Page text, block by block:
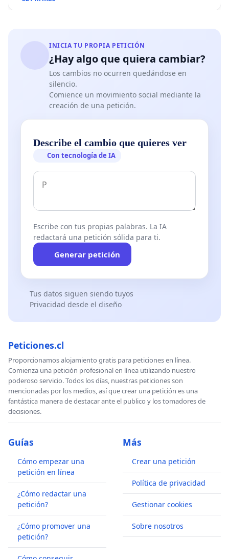
INICIA TU PROPIA PETICIÓN
¿Hay algo que quiera cambiar?
Los cambios no ocurren quedándose en
silencio.
Comience un movimiento social mediante la
creación de una petición.
Describe el cambio que quieres ver
Con tecnología de IA
Escribe con tus propias palabras. La IA
redactará una petición sólida para ti.
Generar petición
Tus datos siguen siendo tuyos
Privacidad desde el diseño
Peticiones.cl
Proporcionamos alojamiento gratis para peticiones en línea.
Comienza una petición profesional en línea utilizando nuestro
poderoso servicio. Todos los días, nuestras peticiones son
mencionadas por los medios, así que crear una petición es una
fantástica manera de destacar ante el publico y los tomadores de
decisiones.
Guías
Cómo empezar una
petición en línea
¿Cómo redactar una
petición?
¿Cómo promover una
petición?
Más
Crear una petición
Política de privacidad
Gestionar cookies
Sobre nosotros